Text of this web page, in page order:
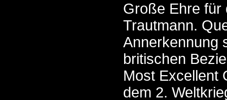
Große Ehre für
Trautmann.
Annerkennung
britischen
Most Excellent
dem 2.